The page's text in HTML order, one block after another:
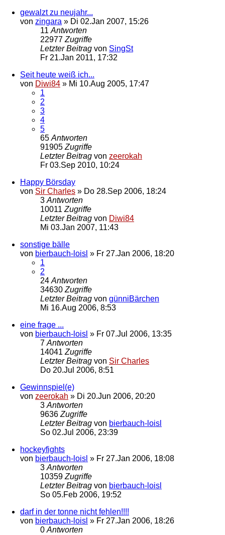
gewalzt zu neujahr...
von zingara » Di 02.Jan 2007, 15:26
11 Antworten
22977 Zugriffe
Letzter Beitrag von SingSt
Fr 21.Jan 2011, 17:32
Seit heute weiß ich...
von Diwi84 » Mi 10.Aug 2005, 17:47
1
2
3
4
5
65 Antworten
91905 Zugriffe
Letzter Beitrag von zeerokah
Fr 03.Sep 2010, 10:24
Happy Börsday
von Sir Charles » Do 28.Sep 2006, 18:24
3 Antworten
10011 Zugriffe
Letzter Beitrag von Diwi84
Mi 03.Jan 2007, 11:43
sonstige bälle
von bierbauch-loisl » Fr 27.Jan 2006, 18:20
1
2
24 Antworten
34630 Zugriffe
Letzter Beitrag von günniBärchen
Mi 16.Aug 2006, 8:53
eine frage ...
von bierbauch-loisl » Fr 07.Jul 2006, 13:35
7 Antworten
14041 Zugriffe
Letzter Beitrag von Sir Charles
Do 20.Jul 2006, 8:51
Gewinnspiel(e)
von zeerokah » Di 20.Jun 2006, 20:20
3 Antworten
9636 Zugriffe
Letzter Beitrag von bierbauch-loisl
So 02.Jul 2006, 23:39
hockeyfights
von bierbauch-loisl » Fr 27.Jan 2006, 18:08
3 Antworten
10359 Zugriffe
Letzter Beitrag von bierbauch-loisl
So 05.Feb 2006, 19:52
darf in der tonne nicht fehlen!!!!
von bierbauch-loisl » Fr 27.Jan 2006, 18:26
0 Antworten